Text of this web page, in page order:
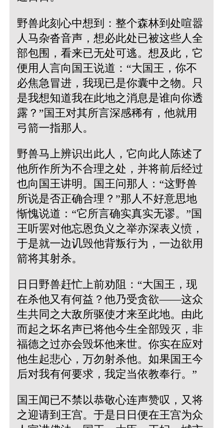
野兽此刻心中想到：整个森林到处喧嚣
人马杂沓音声，想必此处已被这些人全
部包围，看来已无处可逃。想及此，它
便用人言向国王说道：“大国王，你不
必焦急冒进，我现已是你囊中之物。只
是我想知道我在此地之消息是谁向你透
露？”国王对其所言深感稀有，他就用
弓箭一指那人。
野兽马上辨识出此人，它向此人陈述了
他所作所为不合理之处，并将前后经过
也向国王讲明。国王问那人：“这野兽
所说是否正确合理？”那人不好意思地
惭愧说道：“它所言确实真实无谬。”国
王听罢对他忘恩负义之举亦深表义愤，
于是就一边讥毁他背叛行为，一边欲用
箭将其射杀。
日日野兽赶忙上前劝阻：“大国王，现
在杀他又有何益？他乃受贪欲——这众
生共同之大敌所驱使才来至此地。由此
而起之坏名声已将他今生全部毁灭，非
福德之过亦会毁坏他来世。你实在应对
他生起悲心，万勿射杀他。如果国王今
后对我有何要求，我定当依教奉行。”
国王闻已不禁以恭敬心连声赞叹，又将
之迎请到王宫。于是日日便在王宫为众